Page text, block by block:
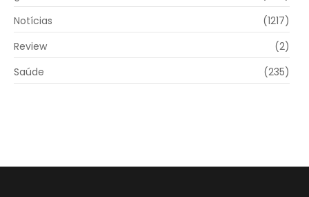
Notícias
(1217)
Review
(2)
Saúde
(235)